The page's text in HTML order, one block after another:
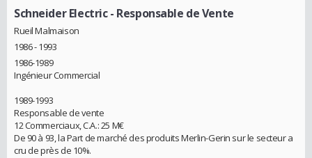
Schneider Electric- Responsable de Vente
Rueil Malmaison
1986 - 1993
1986-1989
Ingénieur Commercial
1989-1993
Responsable de vente
12 Commerciaux, C.A.: 25 M€
De 90 à 93, la Part de marché des produits Merlin-Gerin sur le secteur a
cru de près de 10%.